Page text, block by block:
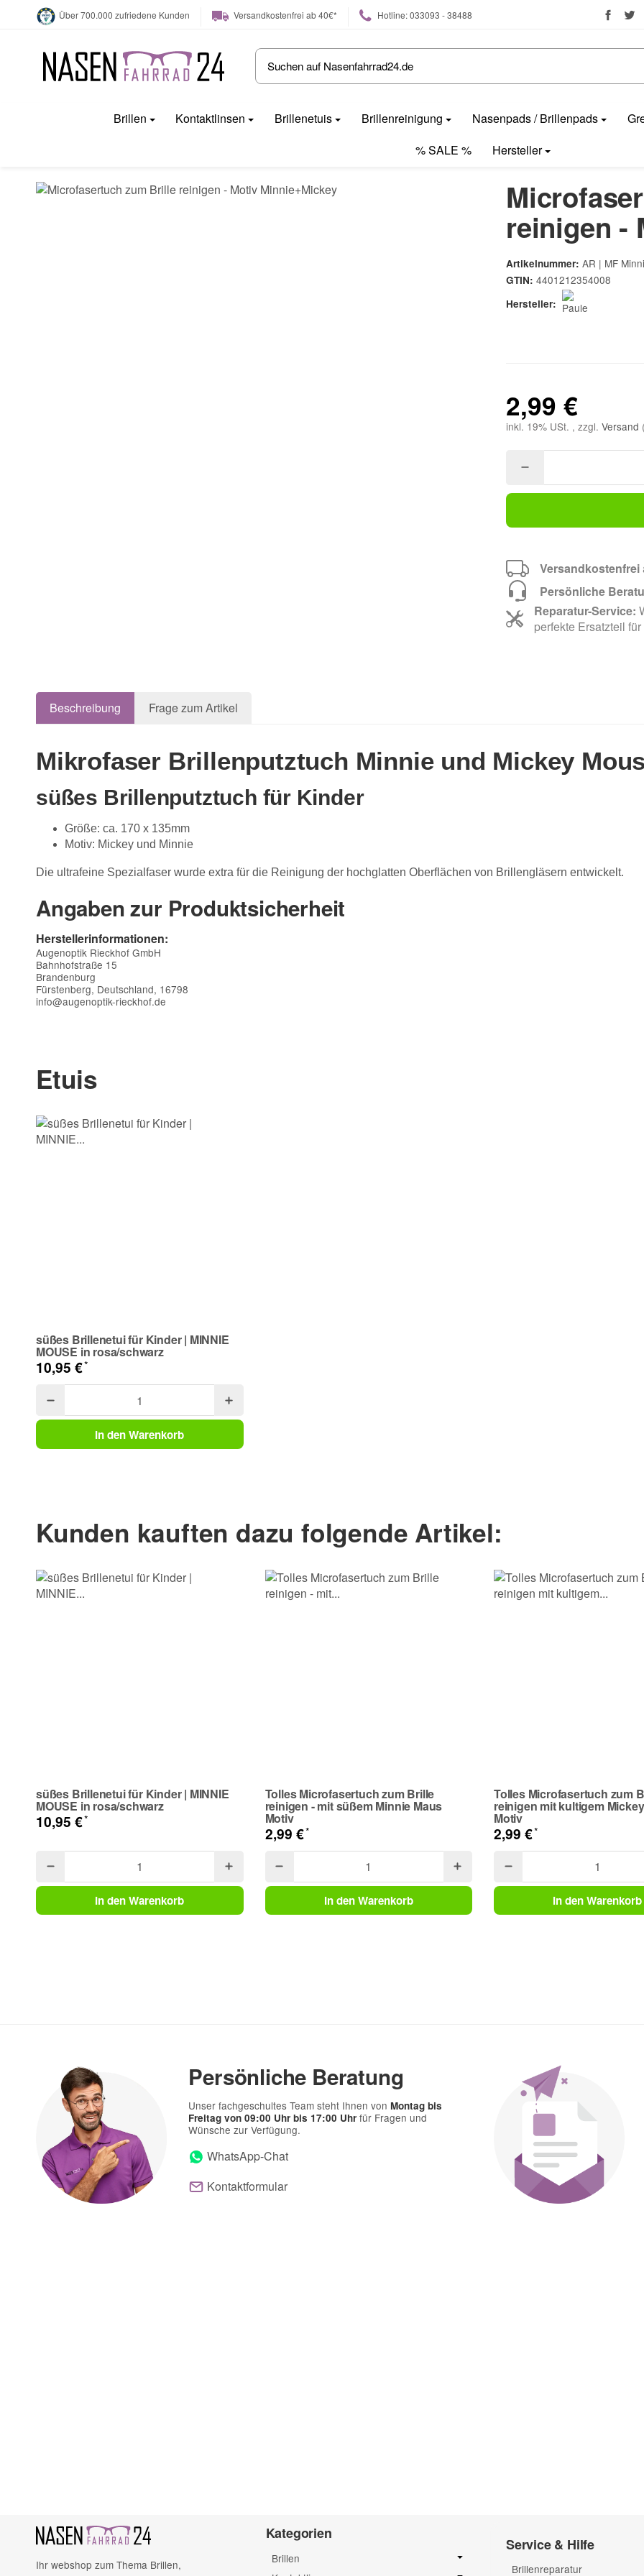
Über 700.000 zufriedene Kunden Versandkostenfrei ab 40€* Hotline: 033093 - 38488
Brillen Kontaktlinsen Brillenetuis Brillenreinigung Nasenpads / Brillenpads
% SALE %
Hersteller
reinigen -
Artikelnummer: AR | MF
GTIN: 4401212354008
Hersteller:
2,99 €
inkl. 19% USt. , zzgl. Versand
Versandkostenfrei
Persönliche
Reparatur-Service:
perfekte Ersatzteil
Beschreibung Frage zum Artikel
Mikrofaser Brillenputztuch Minnie und Mickey
süßes Brillenputztuch für Kinder
Größe: ca. 170 x 135mm
Motiv: Mickey und Minnie
Die ultrafeine Spezialfaser wurde extra für die Reinigung der hochglatten Oberflächen von Brillengläsern entwickelt.
Angaben zur Produktsicherheit
Herstellerinformationen:
Augenoptik Rieckhof GmbH
Bahnhofstraße 15
Brandenburg
Fürstenberg, Deutschland, 16798
info@augenoptik-rieckhof.de
E-Mail
Bitte beachten Sie unsere Datenschutzerklärung
Frage abschicken
Etuis
süßes Brillenetui für Kinder | MINNIE
MOUSE in rosa/schwarz
10,95 €*
In den Warenkorb
Kunden kauften dazu folgende Artikel:
süßes Brillenetui für Kinder | MINNIE
MOUSE in rosa/schwarz
10,95 €*
In den Warenkorb
Tolles Microfasertuch zum Brille
reinigen - mit süßem Minnie Maus
Motiv
2,99 €*
In den Warenkorb
Tolles Microfasertuch zum
reinigen mit kultigem
Motiv
2,99 €*
In den Warenkorb
Persönliche Beratung
Unser fachgeschultes Team steht Ihnen von Montag bis
Freitag von 09:00 Uhr bis 17:00 Uhr für Fragen und
Wünsche zur Verfügung.
WhatsApp-Chat
Kontaktformular
Ihr webshop zum Thema Brillen,
Kategorien
Brillen
Service & Hilfe
Brillenreparatur